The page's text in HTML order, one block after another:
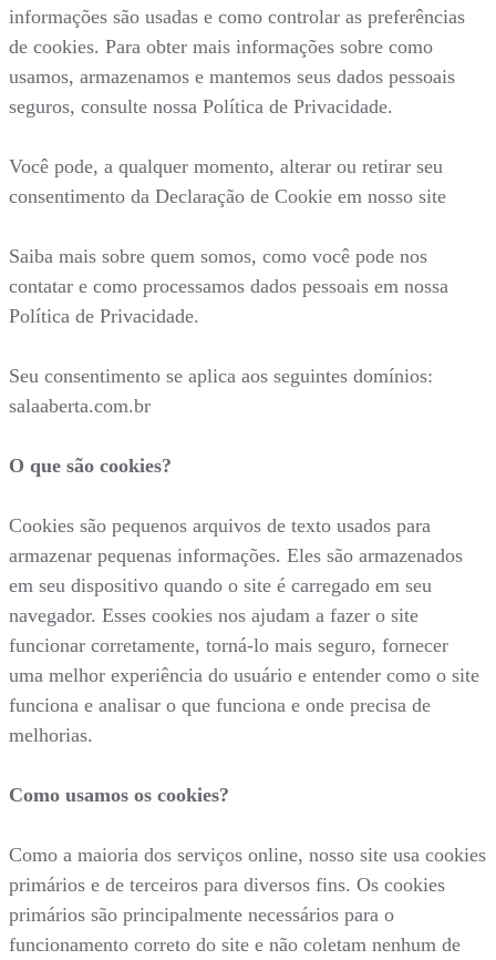
informações são usadas e como controlar as preferências
de cookies. Para obter mais informações sobre como
usamos, armazenamos e mantemos seus dados pessoais
seguros, consulte nossa Política de Privacidade.
Você pode, a qualquer momento, alterar ou retirar seu
consentimento da Declaração de Cookie em nosso site
Saiba mais sobre quem somos, como você pode nos
contatar e como processamos dados pessoais em nossa
Política de Privacidade.
Seu consentimento se aplica aos seguintes domínios:
salaaberta.com.br
O que são cookies?
Cookies são pequenos arquivos de texto usados para
armazenar pequenas informações. Eles são armazenados
em seu dispositivo quando o site é carregado em seu
navegador. Esses cookies nos ajudam a fazer o site
funcionar corretamente, torná-lo mais seguro, fornecer
uma melhor experiência do usuário e entender como o site
funciona e analisar o que funciona e onde precisa de
melhorias.
Como usamos os cookies?
Como a maioria dos serviços online, nosso site usa cookies
primários e de terceiros para diversos fins. Os cookies
primários são principalmente necessários para o
funcionamento correto do site e não coletam nenhum de